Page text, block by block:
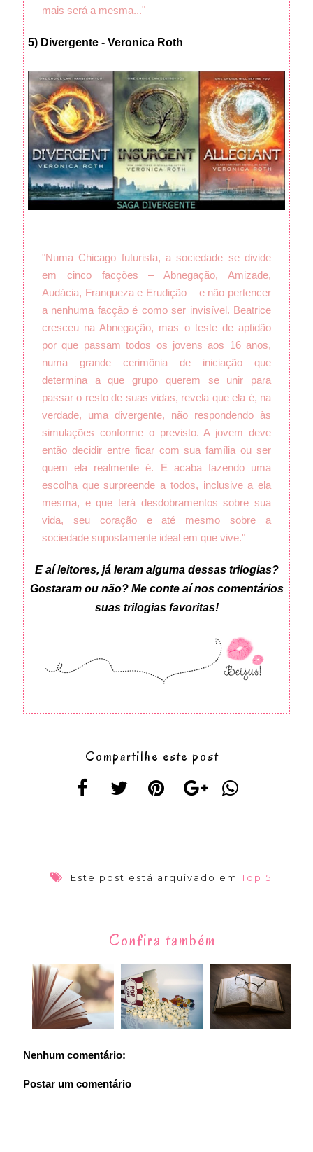
mais será a mesma..."
5) Divergente - Veronica Roth
"Numa Chicago futurista, a sociedade se divide
em cinco facções – Abnegação, Amizade,
Audácia, Franqueza e Erudição – e não pertencer
a nenhuma facção é como ser invisível. Beatrice
cresceu na Abnegação, mas o teste de aptidão
por que passam todos os jovens aos 16 anos,
numa grande cerimônia de iniciação que
determina a que grupo querem se unir para
passar o resto de suas vidas, revela que ela é, na
verdade, uma divergente, não respondendo às
simulações conforme o previsto. A jovem deve
então decidir entre ficar com sua família ou ser
quem ela realmente é. E acaba fazendo uma
escolha que surpreende a todos, inclusive a ela
mesma, e que terá desdobramentos sobre sua
vida, seu coração e até mesmo sobre a
sociedade supostamente ideal em que vive."
E aí leitores, já leram alguma dessas trilogias?
Gostaram ou não? Me conte aí nos comentários
suas trilogias favoritas!
Compartilhe este post
Este post está arquivado em Top 5
Confira também
Nenhum comentário:
Postar um comentário